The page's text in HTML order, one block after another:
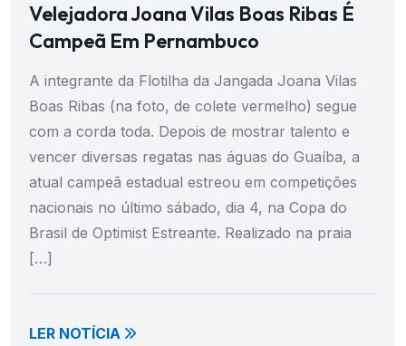
Velejadora Joana Vilas Boas Ribas É
Campeã Em Pernambuco
A integrante da Flotilha da Jangada Joana Vilas
Boas Ribas (na foto, de colete vermelho) segue
com a corda toda. Depois de mostrar talento e
vencer diversas regatas nas águas do Guaíba, a
atual campeã estadual estreou em competições
nacionais no último sábado, dia 4, na Copa do
Brasil de Optimist Estreante. Realizado na praia
[…]
LER NOTÍCIA